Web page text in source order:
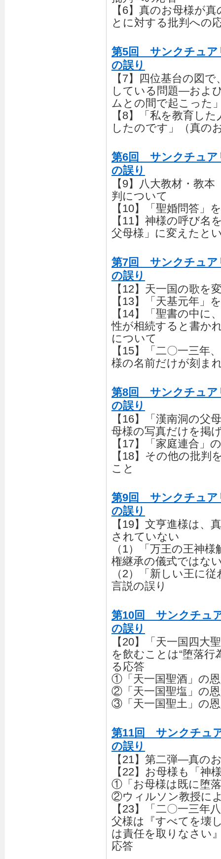
【6】真のお母様が
とに対する批判への
第5回 サンクチュア
の誤り
【7】四位基台の図
している問題―およ
ムとの間で起こった
【8】「私を教育し
したのです」（真の
第6回 サンクチュア
の誤り
【9】八大教材・教
判について
【10】「聖婚問答」
【11】神様の呼び名
父母様」に変えたと
第7回 サンクチュア
の誤り
【12】天一国の歌を
【13】「天基元年」
【14】「聖書の中に
性が相続すると書か
について
【15】「二〇一三年
様の名前だけが刻ま
第8回 サンクチュア
の誤り
【16】「漢南洞の父
母様の写真だけを掲
【17】「家庭連合」
【18】その他の批判
こと
第9回 サンクチュア
の誤り
【19】文亨進様は、
されていない
（1）「万王の王神
権継承の儀式ではな
（2）「新しい王に
言説の誤り
第10回 サンクチュ
の誤り
【20】「天一国四大
を飲むことは“堕落行
る応答
①「天一国聖酒」の
②「天一国聖塩」の
③「天一国聖土」の
第11回 サンクチュ
の誤り
【21】第二弾―真の
【22】お母様も「神
①「お母様は既に堕
②ウィルソン教授に
【23】「二〇一三年
父様は『すべてを壊
は責任を取りなさい
応答